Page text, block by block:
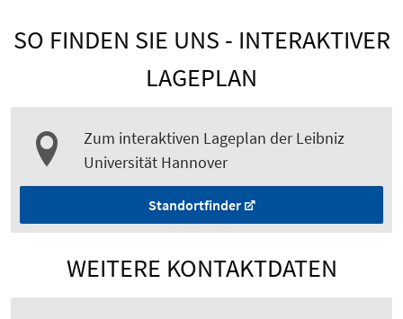
SO FINDEN SIE UNS - INTERAKTIVER
LAGEPLAN
Zum interaktiven Lageplan der Leibniz
Universität Hannover
Standortfinder
WEITERE KONTAKTDATEN